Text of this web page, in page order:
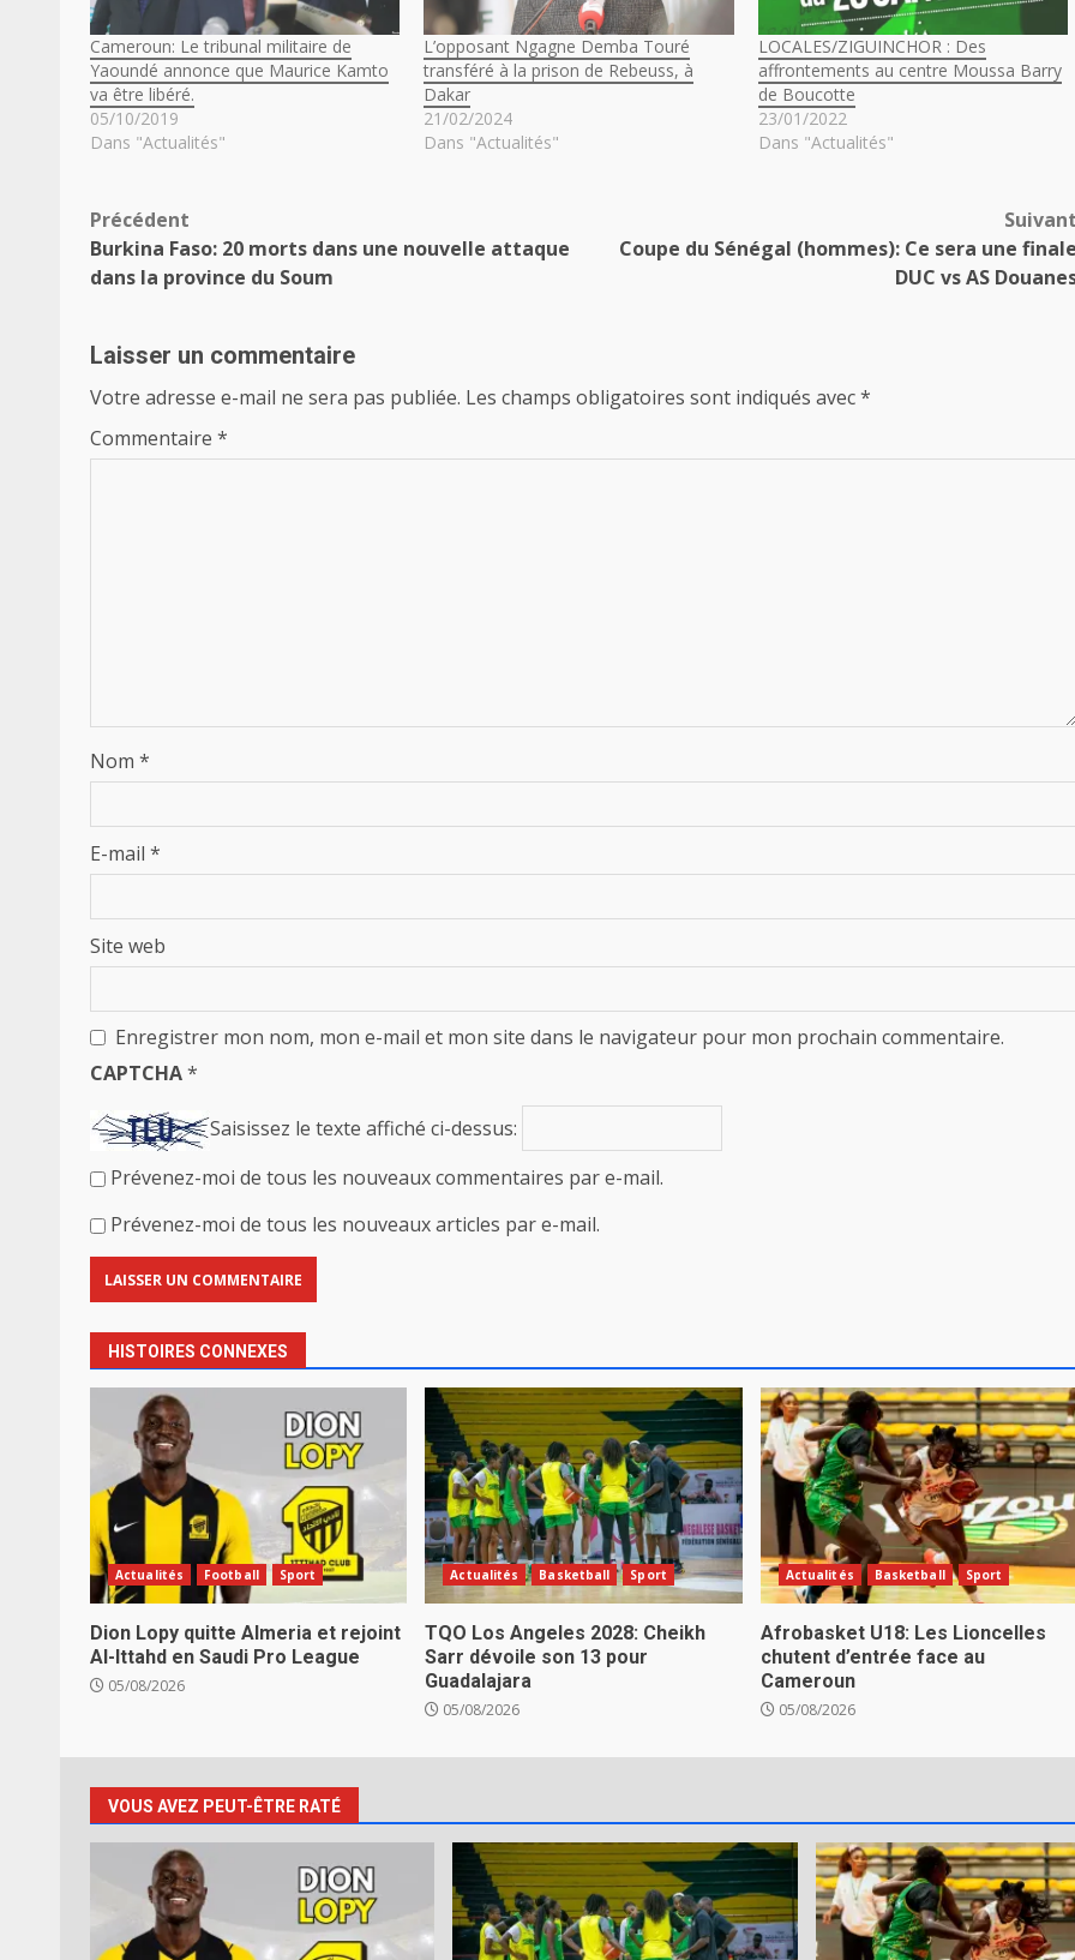
Cameroun: Le tribunal militaire de
Yaoundé annonce que Maurice Kamto
va être libéré.
05/10/2019
Dans "Actualités"
L’opposant Ngagne Demba Touré
transféré à la prison de Rebeuss, à
Dakar
21/02/2024
Dans "Actualités"
LOCALES/ZIGUINCHOR : Des
affrontements au centre Moussa Barry
de Boucotte
23/01/2022
Dans "Actualités"
Navigation
d’article
Précédent
Burkina Faso: 20 morts dans une nouvelle attaque
dans la province du Soum
Suivant
Coupe du Sénégal (hommes): Ce sera une finale
DUC vs AS
Laisser un commentaire
Votre adresse e-mail ne sera pas publiée. Les champs obligatoires sont indiqués avec*
Commentaire *
Nom *
E-mail *
Site web
Enregistrer mon nom, mon e-mail et mon site dans le navigateur pour mon prochain commentaire.
CAPTCHA*
Saisissez le texte affiché ci-dessus:
Prévenez-moi de tous les nouveaux commentaires par e-mail.
Prévenez-moi de tous les nouveaux articles par e-mail.
HISTOIRES CONNEXES
Actualités Football Sport
Dion Lopy quitte Almeria et rejoint
Al-Ittahd en Saudi Pro League
05/08/2026
Actualités Basketball Sport
TQO Los Angeles 2028: Cheikh
Sarr dévoile son 13 pour
Guadalajara
05/08/2026
Actualités Basketball Sport
Afrobasket U18: Les Lioncelles
chutent d’entrée face au
Cameroun
05/08/2026
VOUS AVEZ PEUT-ÊTRE RATÉ